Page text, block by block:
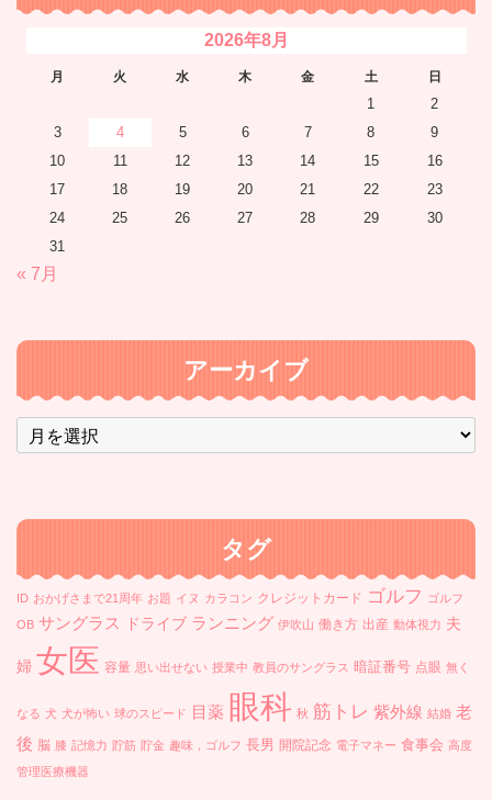
2026年8月
月 火 水 木 金 土 日
1
2
3
4 5 6 7 8
9
10
11 12 13 14 15
16
17
18 19 20 21 22
23
24
25 26 27 28 29
30
31
« 7月
アーカイブ
ア
ー
ブ
タグ
ID おかげさまで21周年 お題 イヌ カラコン クレジットカード ゴルフ ゴルフ
OB サングラス ドライブ ランニング 伊吹山 働き方 出産 動体視力 夫
婦 女医 容量 思い出せない 授業中 教員のサングラス 暗証番号 点眼 無く
なる 犬 犬が怖い 球のスピード 目薬 眼科 秋 筋トレ 紫外線 結婚 老
後 脳 膝 記憶力 貯筋 貯金 趣味，ゴルフ 長男 開院記念 電子マネー 食事会 高度
管理医療機器